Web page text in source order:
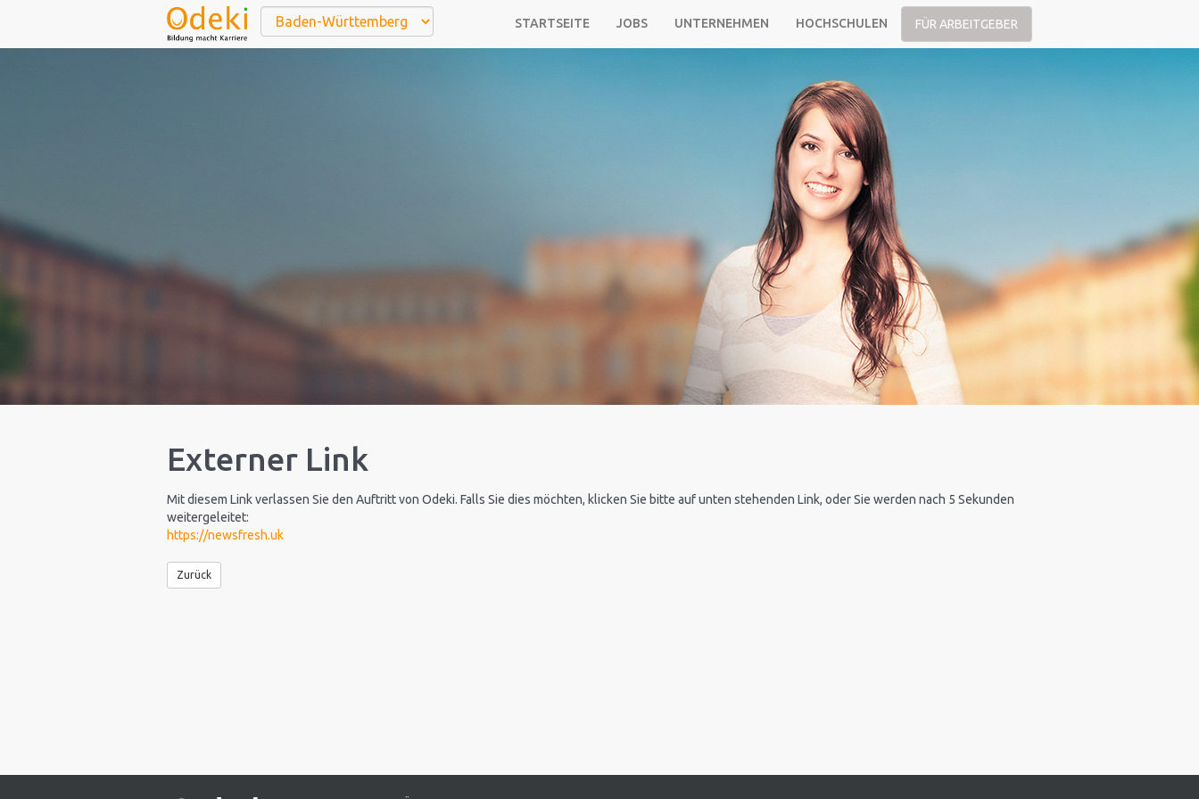
STARTSEITE JOBS UNTERNEHMEN HOCHSCHULEN FÜR ARBEITGEBER
Externer Link
Mit diesem Link verlassen Sie den Auftritt von Odeki. Falls Sie dies möchten, klicken Sie bitte auf unten stehenden Link, oder Sie werden nach 5 Sekunden
weitergeleitet:
https://newsfresh.uk
Zurück